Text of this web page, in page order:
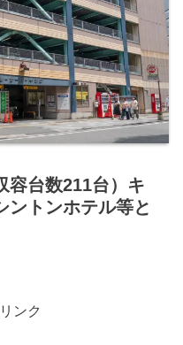
容台数211台）キ
ントンホテル等と
ンク